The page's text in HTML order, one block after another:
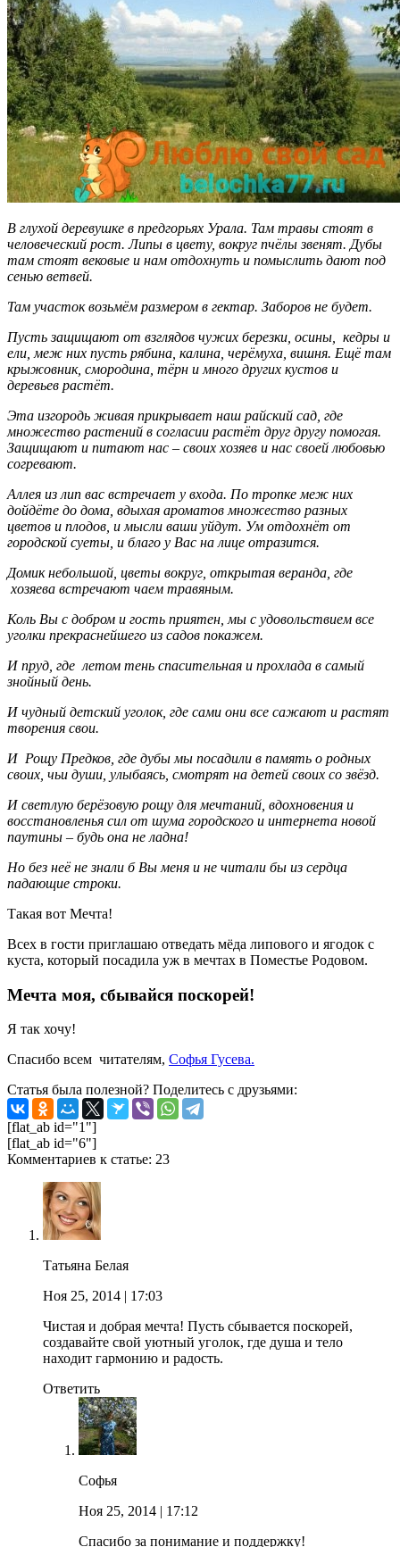
В глухой деревушке в предгорьях Урала. Там травы стоят в
человеческий рост. Липы в цвету, вокруг пчёлы звенят. Дубы
там стоят вековые и нам отдохнуть и помыслить дают под
сенью ветвей.
Там участок возьмём размером в гектар. Заборов не будет.
Пусть защищают от взглядов чужих березки, осины, кедры и
ели, меж них пусть рябина, калина, черёмуха, вишня. Ещё там
крыжовник, смородина, тёрн и много других кустов и
деревьев растёт.
Эта изгородь живая прикрывает наш райский сад, где
множество растений в согласии растёт друг другу помогая.
Защищают и питают нас – своих хозяев и нас своей любовью
согревают.
Аллея из лип вас встречает у входа. По тропке меж них
дойдёте до дома, вдыхая ароматов множество разных
цветов и плодов, и мысли ваши уйдут. Ум отдохнёт от
городской суеты, и благо у Вас на лице отразится.
Домик небольшой, цветы вокруг, открытая веранда, где
хозяева встречают чаем травяным.
Коль Вы с добром и гость приятен, мы с удовольствием все
уголки прекраснейшего из садов покажем.
И пруд, где летом тень спасительная и прохлада в самый
знойный день.
И чудный детский уголок, где сами они все сажают и растят
творения свои.
И Рощу Предков, где дубы мы посадили в память о родных
своих, чьи души, улыбаясь, смотрят на детей своих со звёзд.
И светлую берёзовую рощу для мечтаний, вдохновения и
восстановленья сил от шума городского и интернета новой
паутины – будь она не ладна!
Но без неё не знали б Вы меня и не читали бы из сердца
падающие строки.
Такая вот Мечта!
Всех в гости приглашаю отведать мёда липового и ягодок с
куста, который посадила уж в мечтах в Поместье Родовом.
Мечта моя, сбывайся поскорей!
Я так хочу!
Спасибо всем читателям, Софья Гусева.
Статья была полезной? Поделитесь с друзьями:
[flat_ab id="1"]
[flat_ab id="6"]
Комментариев к статье: 23
Татьяна Белая
Ноя 25, 2014 | 17:03
Чистая и добрая мечта! Пусть сбывается поскорей,
создавайте свой уютный уголок, где душа и тело
находит гармонию и радость.
Ответить
Софья
Ноя 25, 2014 | 17:12
Спасибо за понимание и поддержку!